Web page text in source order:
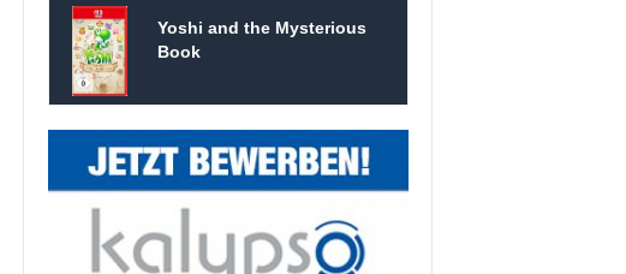
Yoshi and the Mysterious
Book